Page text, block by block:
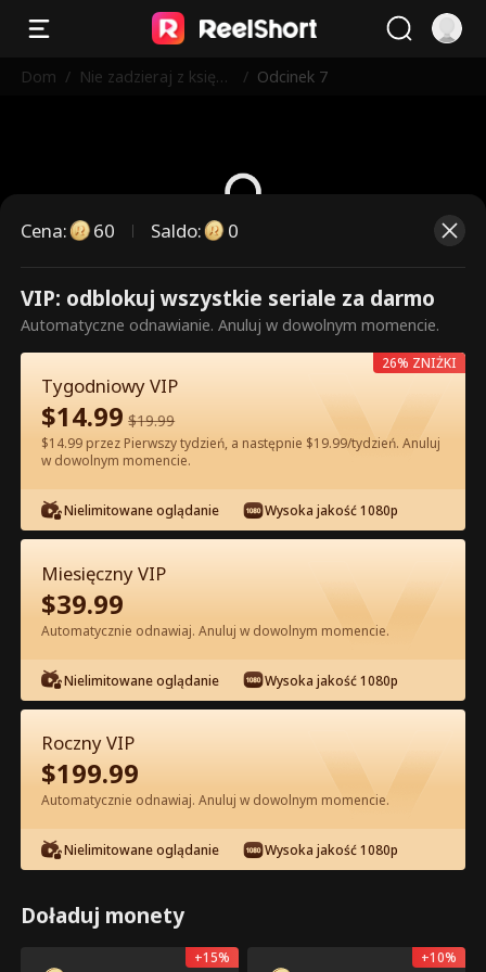
Dom / Nie zadzieraj z księżn
/ Odcinek 7
To są płatne odcinki. Odblokuj,
aby oglądać.
Odcinek 7 - Nie zadzieraj z
księżniczką elitarnej szkoły Pełna
Wersja Filmu
0-49 50-58
7 11
339Tylko w Apce: Darmowe
Odblokowanie
Cena: 60 Saldo: 0
VIP: odblokuj wszystkie seriale za darmo
Automatyczne odnawianie. Anuluj w dowolnym momencie.
Tygodniowy VIP
$14.99 $19.99
$14.99 przez Pierwszy tydzień, a następnie $19.99/tydzień. Anuluj
w dowolnym momencie.
Nielimitowane oglądanie Wysoka jakość 1080p
26% ZNIŻKI
Miesięczny VIP
$39.99
Automatycznie odnawiaj. Anuluj w dowolnym momencie.
Nielimitowane oglądanie Wysoka jakość 1080p
Roczny VIP
$199.99
Automatycznie odnawiaj. Anuluj w dowolnym momencie.
Nielimitowane oglądanie Wysoka jakość 1080p
Doładuj monety
+15% +10%